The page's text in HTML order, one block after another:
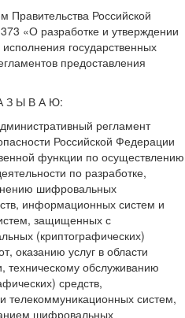
Правительства Российской
«О разработке и утверждении
государственных
предоставления
З Ы В А Ю:
регламент
Российской Федерации
функции по осуществлению
по разработке,
шифровальных
информационных систем и
защищенных с
(криптографических)
оказанию услуг в области
обслуживанию
средств,
телекоммуникационных систем,
шифровальных